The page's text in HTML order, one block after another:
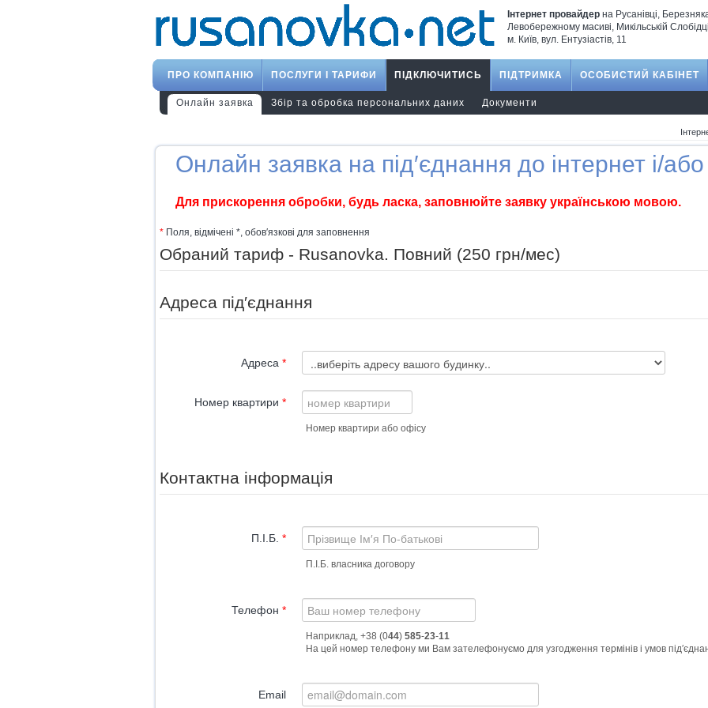
Інтернет провайдер на Русанівці,
Левобережному масиві, Микільській
м. Київ, вул. Ентузіастів, 11
ПРО КОМПАНІЮ ПОСЛУГИ І ТАРИФИ ПІДКЛЮЧИТИСЬ ПІДТРИМКА ОСОБИСТИЙ КАБІНЕТ
Онлайн заявка Збір та обробка персональних даних Документи
Онлайн заявка на під′єднання до інтернет і/
Для прискорення обробки, будь ласка, заповнюйте заявку українською мовою.
* Поля, відмічені *, обов′язкові для заповнення
Обраний тариф - Rusanovka. Повний (250 грн/мес)
Адреса під′єднання
Адреса *
Номер квартири *
Номер квартири або офісу
Контактна інформація
П.І.Б. *
П.І.Б. власника договору
Телефон *
Наприклад, +38 (044) 585-23-11
На цей номер телефону ми Вам зателефонуємо для узгодження термінів і умов
Email